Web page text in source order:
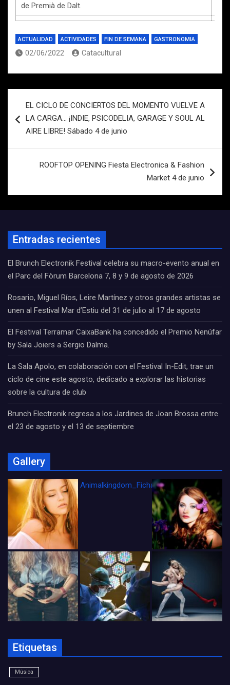
de Premià de Dalt.
ACTUALIDAD ACTIVIDADES FIN DE SEMANA GASTRONOMIA
02/06/2022 Catacultural
de
entradas
EL CICLO DE CONCIERTOS DEL MOMENTO VUELVE A
LA CARGA… ¡INDIE, PSICODELIA, GARAGE Y SOUL AL
AIRE LIBRE! Sábado 4 de junio
ROOFTOP OPENING Fiesta Electronica & Fashion
Market 4 de junio
Entradas recientes
El Brunch Electronik Festival celebra su macro-evento anual en
el Parc del Fòrum Barcelona 7, 8 y 9 de agosto de 2026
Rosario, Miguel Ríos, Leire Martínez y otros grandes artistas se
unen al Festival Mar d’Estiu del 31 de julio al 17 de agosto
El Festival Terramar CaixaBank ha concedido el Premio Nenúfar
by Sala Joiers a Sergio Dalma.
La Sala Apolo, en colaboración con el Festival In-Edit, trae un
ciclo de cine este agosto, dedicado a explorar las historias
sobre la cultura de club
Brunch Electronik regresa a los Jardines de Joan Brossa entre
el 23 de agosto y el 13 de septiembre
Gallery
Animalkingdom_FichaCine
Etiquetas
Música